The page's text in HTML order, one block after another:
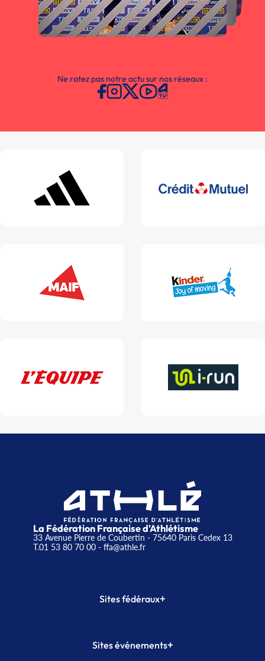
Ne ratez pas notre actu sur nos réseaux :
La Fédération Française d'Athlétisme
33 Avenue Pierre de Coubertin - 75640 Paris Cedex 13
T.01 53 80 70 00- ffa@athle.fr
Sites fédéraux+
Plateforme Formation
Sites événements+